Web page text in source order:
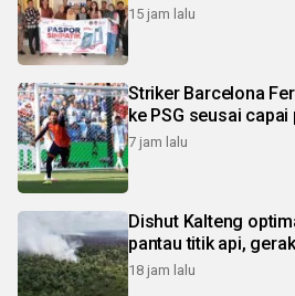
15 jam lalu
Striker Barcelona
ke PSG seusai
7 jam lalu
Dishut Kalteng
pantau titik api,
18 jam lalu